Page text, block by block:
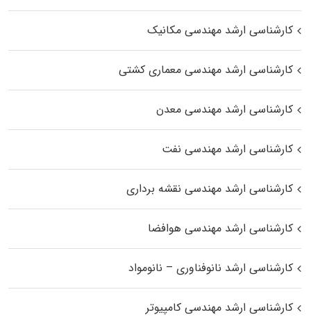
کارشناسی ارشد مهندسی مکانیک
کارشناسی ارشد مهندسی معماری کشتی
کارشناسی ارشد مهندسی معدن
کارشناسی ارشد مهندسی نفت
کارشناسی ارشد مهندسی نقشه برداری
کارشناسی ارشد مهندسی هوافضا
کارشناسی ارشد نانوفناوری – نانومواد
کارشناسی ارشد مهندسی کامپیوتر